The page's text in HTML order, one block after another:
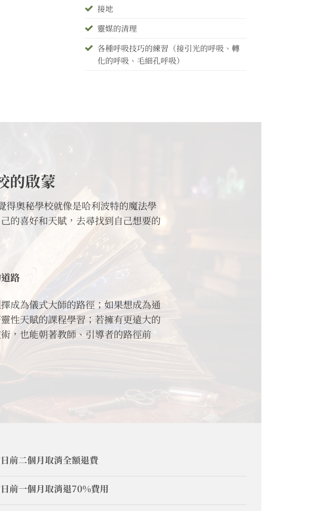
接地
靈媒的清理
各種呼吸技巧的練習（接引光的呼吸、轉
化的呼吸、毛細孔呼吸）
的啟蒙
奧秘學校就像是哈利波特的魔法學
的喜好和天賦，去尋找到自己想要的
路
成為儀式大師的路徑；如果想成為通
性天賦的課程學習；若擁有更遠大的
，也能朝著教師、引導者的路徑前
前二個月取消全額退費
前一個月取消退70%費用